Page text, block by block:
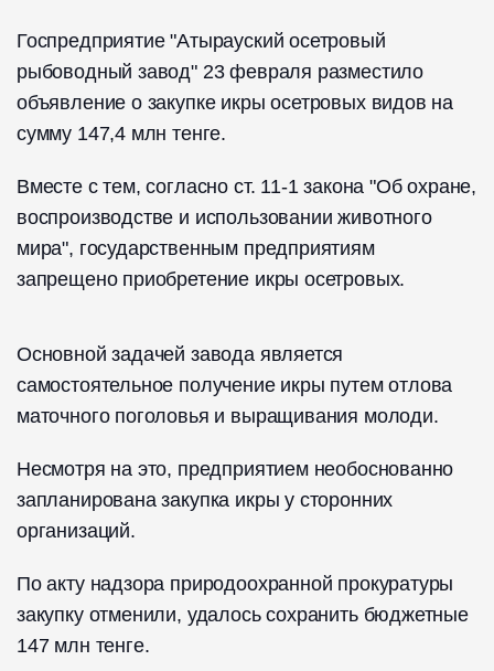
Госпредприятие "Атырауский осетровый
рыбоводный завод" 23 февраля разместило
объявление о закупке икры осетровых видов на
сумму 147,4 млн тенге.
Вместе с тем, согласно ст. 11-1 закона "Об охране,
воспроизводстве и использовании животного
мира", государственным предприятиям
запрещено приобретение икры осетровых.
Основной задачей завода является
самостоятельное получение икры путем отлова
маточного поголовья и выращивания молоди.
Несмотря на это, предприятием необоснованно
запланирована закупка икры у сторонних
организаций.
По акту надзора природоохранной прокуратуры
закупку отменили, удалось сохранить бюджетные
147 млн тенге.